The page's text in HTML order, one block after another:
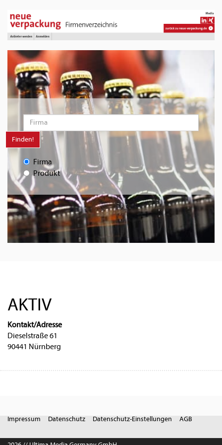
Finden!
Firma
Produkt
AKTIV
Kontakt/Adresse
Dieselstraße 61
90441 Nürnberg
Impressum Datenschutz Datenschutz-Einstellungen AGB